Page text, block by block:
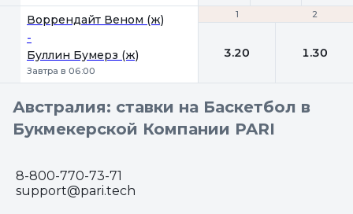
1 2
Воррендайт Веном (ж)
-
Буллин Бумерз (ж)
Завтра в 06:00
1 2
3.20 1.30
Австралия: ставки на Баскетбол в
Букмекерской Компании PARI
8-800-770-73-71
support@pari.tech